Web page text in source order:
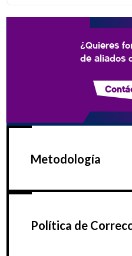
¿Quieres
de aliados
Metodología
Política de